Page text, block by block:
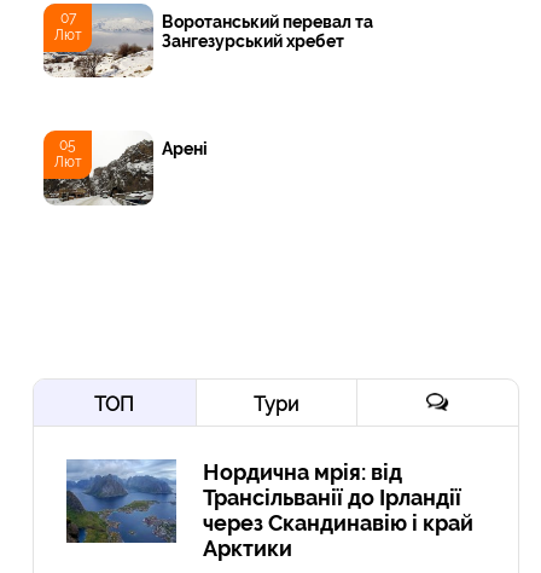
07
Лют
Воротанський перевал та
Зангезурський хребет
05
Лют
Арені
ТОП Тури
Нордична мрія: від
Трансільванії до Ірландії
через Скандинавію і край
Арктики